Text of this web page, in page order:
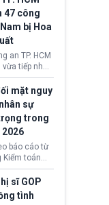
thùng.
trở lại.
Chính phủ
cổng ứng
riêng ứng
hỗ trợ
phí học tập
quyền lợi
một năm
47 công
bị Hoa
an TP. HCM
tiếp nhận
Việt Nam bị
xuất về
đợt có số
từ đầu
nay, phản
gia tăng
hợp trục
mặt nguy
sự
trong
2026
báo cáo từ
Kiểm toán
Cơ
lý Khẩn cấp
thuộc
địa Hoa
sĩ GOP
tình